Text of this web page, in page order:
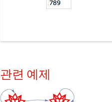
관련 예제